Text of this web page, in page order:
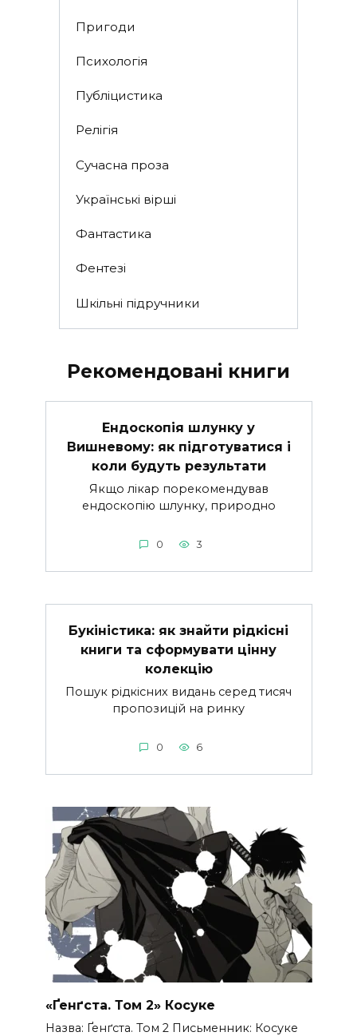
Пригоди
Психологія
Публіцистика
Релігія
Сучасна проза
Українські вірші
Фантастика
Фентезі
Шкільні підручники
Рекомендовані книги
Ендоскопія шлунку у
Вишневому: як підготуватися і
коли будуть результати
Якщо лікар порекомендував
ендоскопію шлунку, природно
0 3
Букіністика: як знайти рідкісні
книги та сформувати цінну
колекцію
Пошук рідкісних видань серед тисяч
пропозицій на ринку
0 6
«Ґенґста. Том 2» Косуке
Назва: Ґенґста. Том 2 Письменник: Косуке